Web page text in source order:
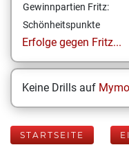
Gewinnpartien Fritz:
Schönheitspunkte
Erfolge gegen Fritz...
Keine Drills auf
STARTSEITE